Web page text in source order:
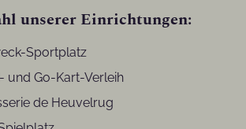
unserer Einrichtungen:
Sportplatz
und Go-Kart-Verleih
de Heuvelrug